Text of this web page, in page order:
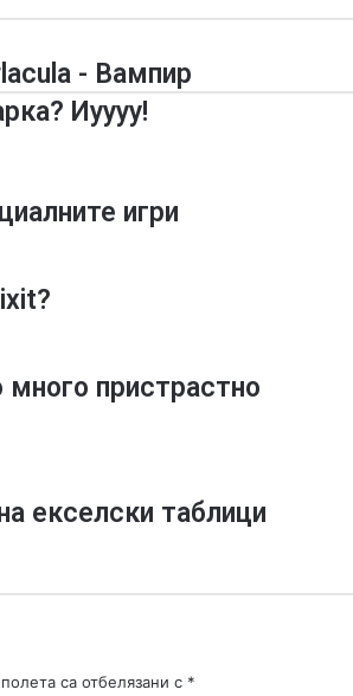
- Вампир
Иуууу!
игри
пристрастно
екселски таблици
са отбелязани с *